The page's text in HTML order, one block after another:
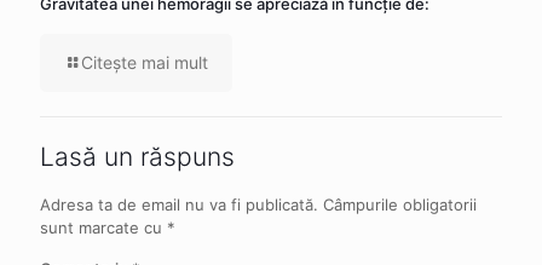
Citeşte mai mult
Lasă un răspuns
Adresa ta de email nu va fi publicată. Câmpurile obligatorii
sunt marcate cu *